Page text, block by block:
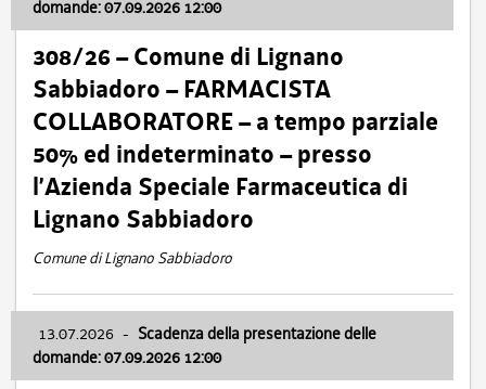
domande: 07.09.2026 12:00
308/26 – Comune di Lignano
Sabbiadoro – FARMACISTA
COLLABORATORE – a tempo parziale
50% ed indeterminato – presso
l’Azienda Speciale Farmaceutica di
Lignano Sabbiadoro
Comune di Lignano Sabbiadoro
13.07.2026 - Scadenza della presentazione delle
domande: 07.09.2026 12:00